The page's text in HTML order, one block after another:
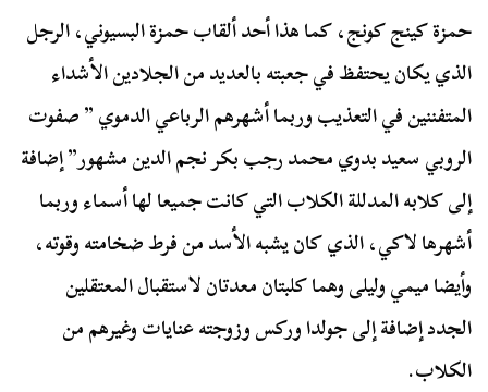
حمزة كينج كونج، كما هذا أحد ألقاب حمزة البسيوني، الرجل
الذي يكان يحتفظ في جعبته بالعديد من الجلادين الأشداء
المتفننين في التعذيب وربما أشهرهم الرباعي الدموي ” صفوت
الروبي سعيد بدوي محمد رجب بكر نجم الدين مشهور” إضافة
إلى كلابه المدللة الكلاب التي كانت جميعا لها أسماء وربما
أشهرها لاكي، الذي كان يشبه الأسد من فرط ضخامته وقوته،
وأيضا ميمي وليلى وهما كلبتان معدتان لاستقبال المعتقلين
الجدد إضافة إلى جولدا وركس وزوجته عنايات وغيرهم من
الكلاب.